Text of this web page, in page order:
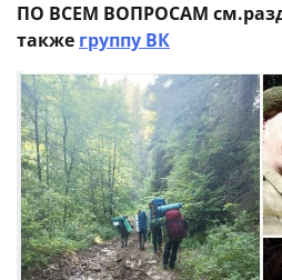
ПО ВСЕМ ВОПРОСАМ
также группу ВК